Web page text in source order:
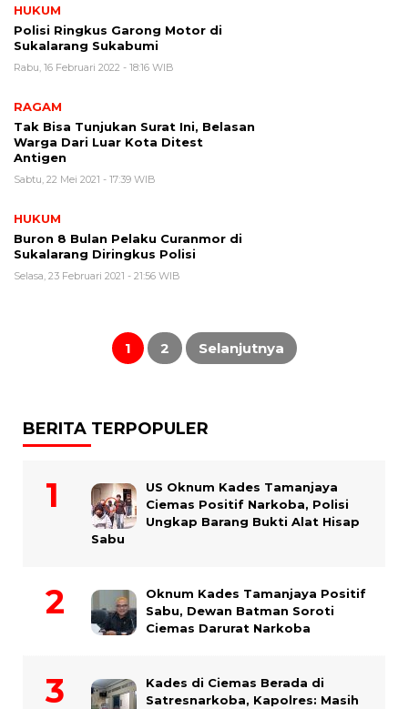
HUKUM
Polisi Ringkus Garong Motor di
Sukalarang Sukabumi
Rabu, 16 Februari 2022 - 18:16 WIB
RAGAM
Tak Bisa Tunjukan Surat Ini, Belasan
Warga Dari Luar Kota Ditest
Antigen
Sabtu, 22 Mei 2021 - 17:39 WIB
HUKUM
Buron 8 Bulan Pelaku Curanmor di
Sukalarang Diringkus Polisi
Selasa, 23 Februari 2021 - 21:56 WIB
Paginasi
1 2 Selanjutnya
BERITA TERPOPULER
US Oknum Kades Tamanjaya
Ciemas Positif Narkoba, Polisi
Ungkap Barang Bukti Alat Hisap
Sabu
Oknum Kades Tamanjaya Positif
Sabu, Dewan Batman Soroti
Ciemas Darurat Narkoba
Kades di Ciemas Berada di
Satresnarkoba, Kapolres: Masih